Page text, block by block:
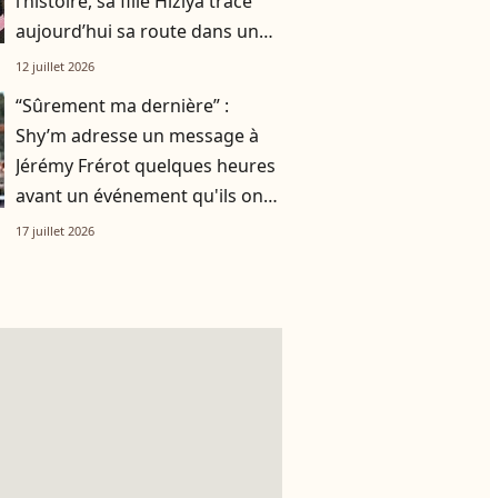
aujourd’hui sa route dans un
tout autre univers
12 juillet 2026
“Sûrement ma dernière” :
Shy’m adresse un message à
Jérémy Frérot quelques heures
avant un événement qu'ils ont
vécu ensemble
17 juillet 2026